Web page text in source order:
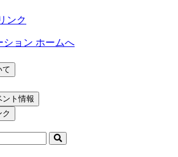
ンク
て
ント情報
ク